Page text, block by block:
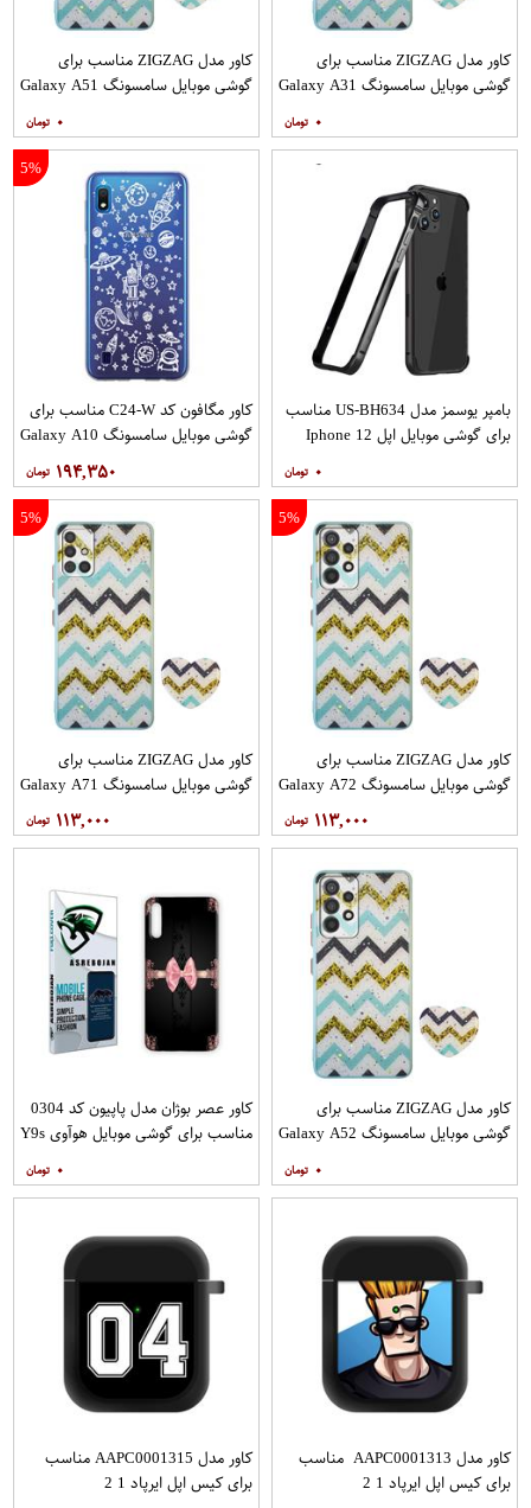
کاور مدل ZIGZAG مناسب برای
گوشی موبایل سامسونگ Galaxy A31
۰
کاور مدل ZIGZAG مناسب برای
گوشی موبایل سامسونگ Galaxy A51
۰
بامپر یوسمز مدل US-BH634 مناسب
برای گوشی موبایل اپل Iphone 12
۰
5%
کاور مگافون کد C24-W مناسب برای
گوشی موبایل سامسونگ Galaxy A10
۱۹۴,۳۵۰
5%
کاور مدل ZIGZAG مناسب برای
گوشی موبایل سامسونگ Galaxy A72
۱۱۳,۰۰۰
5%
کاور مدل ZIGZAG مناسب برای
گوشی موبایل سامسونگ Galaxy A71
۱۱۳,۰۰۰
کاور مدل ZIGZAG مناسب برای
گوشی موبایل سامسونگ Galaxy A52
۰
کاور عصر بوژان مدل پاپیون کد 0304
مناسب برای گوشی موبایل هوآوی Y9s
۰
کاور مدل AAPC0001313 مناسب
برای کیس اپل ایرپاد 1 2
کاور مدل AAPC0001315 مناسب
برای کیس اپل ایرپاد 1 2